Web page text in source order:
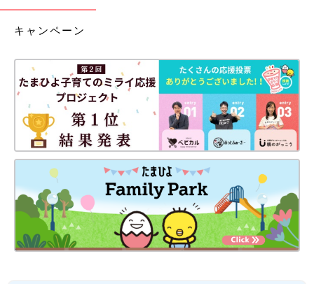
[マォ]
静岡の田舎町在住。
中学3年生の長女、小学6年生の長男、10年ぶりに妊娠・出産し
た末っ子の次女はもう１歳！
妊娠・育児の記録を（インスタグラム）にて公開中。
キャンペーン